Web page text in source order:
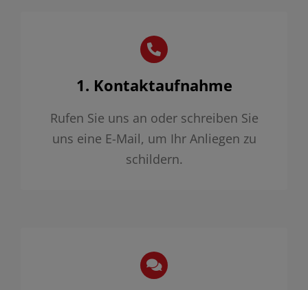
1. Kontaktaufnahme
Rufen Sie uns an oder schreiben Sie
uns eine E-Mail, um Ihr Anliegen zu
schildern.